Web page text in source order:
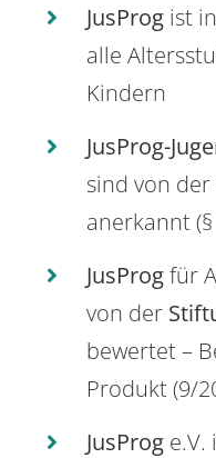
JusProg ist
alle
Kindern
JusProg-
sind von der
anerkannt (§
JusProgfür
von der
bewertet –
Produkt (9/
JusProg